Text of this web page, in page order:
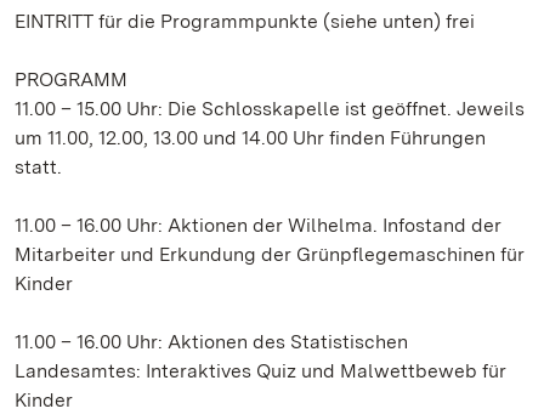
EINTRITT für die Programmpunkte (siehe unten) frei
PROGRAMM
11.00 – 15.00 Uhr: Die Schlosskapelle ist geöffnet. Jeweils
um 11.00, 12.00, 13.00 und 14.00 Uhr finden Führungen
statt.
11.00 – 16.00 Uhr: Aktionen der Wilhelma. Infostand der
Mitarbeiter und Erkundung der Grünpflegemaschinen für
Kinder
11.00 – 16.00 Uhr: Aktionen des Statistischen
Landesamtes: Interaktives Quiz und Malwettbeweb für
Kinder